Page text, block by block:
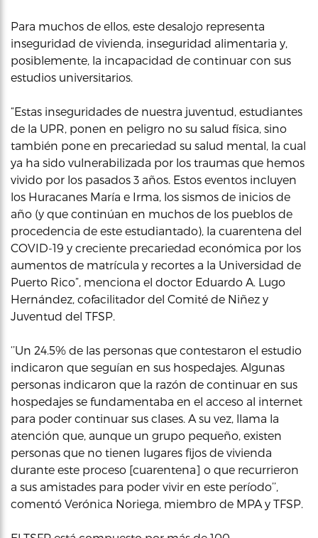
Para muchos de ellos, este desalojo representa
inseguridad de vivienda, inseguridad alimentaria y,
posiblemente, la incapacidad de continuar con sus
estudios universitarios.
“Estas inseguridades de nuestra juventud, estudiantes
de la UPR, ponen en peligro no su salud física, sino
también pone en precariedad su salud mental, la cual
ya ha sido vulnerabilizada por los traumas que hemos
vivido por los pasados 3 años. Estos eventos incluyen
los Huracanes María e Irma, los sismos de inicios de
año (y que continúan en muchos de los pueblos de
procedencia de este estudiantado), la cuarentena del
COVID-19 y creciente precariedad económica por los
aumentos de matrícula y recortes a la Universidad de
Puerto Rico”, menciona el doctor Eduardo A. Lugo
Hernández, cofacilitador del Comité de Niñez y
Juventud del TFSP.
‘’Un 24.5% de las personas que contestaron el estudio
indicaron que seguían en sus hospedajes. Algunas
personas indicaron que la razón de continuar en sus
hospedajes se fundamentaba en el acceso al internet
para poder continuar sus clases. A su vez, llama la
atención que, aunque un grupo pequeño, existen
personas que no tienen lugares fijos de vivienda
durante este proceso [cuarentena] o que recurrieron
a sus amistades para poder vivir en este período’’,
comentó Verónica Noriega, miembro de MPA y TFSP.